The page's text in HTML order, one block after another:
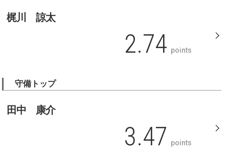
梶川 諒太
2.74 points
守備トップ
田中 康介
3.47 points